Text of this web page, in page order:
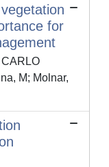
for
M; Molnar,